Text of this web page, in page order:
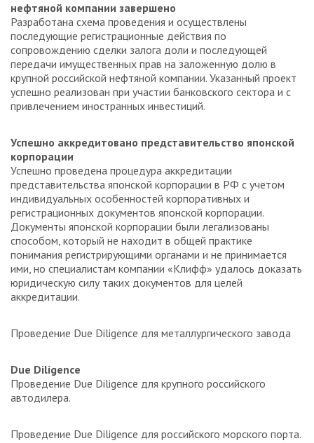
нефтяной компании завершено
Разработана схема проведения и осуществлены
последующие регистрационные действия по
сопровождению сделки залога доли и последующей
передачи имущественных прав на заложенную долю в
крупной российской нефтяной компании. Указанный проект
успешно реализован при участии банковского сектора и с
привлечением иностранных инвестиций.
Успешно аккредитовано представительство японской
корпорации
Успешно проведена процедура аккредитации
представительства японской корпорации в РФ с учетом
индивидуальных особенностей корпоративных и
регистрационных документов японской корпорации.
Документы японской корпорации были легализованы
способом, который не находит в общей практике
понимания регистрирующими органами и не принимается
ими, но специалистам компании «Клифф» удалось доказать
юридическую силу таких документов для целей
аккредитации.
Проведение Due Diligence для металлургического завода
Due Diligence
Проведение Due Diligence для крупного российского
автодилера.
Проведение Due Diligence для российского морского порта.